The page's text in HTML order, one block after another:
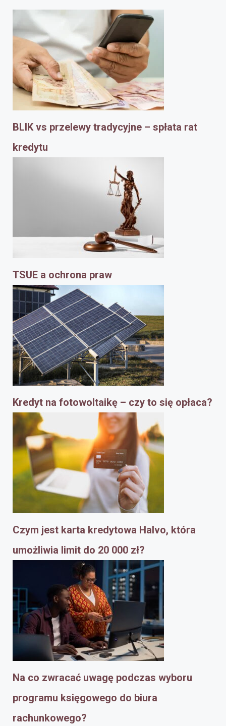
BLIK vs przelewy tradycyjne – spłata rat
kredytu
TSUE a ochrona praw
Kredyt na fotowoltaikę – czy to się opłaca?
Czym jest karta kredytowa Halvo, która
umożliwia limit do 20 000 zł?
Na co zwracać uwagę podczas wyboru
programu księgowego do biura
rachunkowego?